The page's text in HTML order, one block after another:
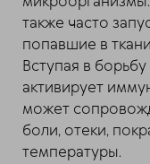
также часто
попавшие в
Вступая в
активирует
может
боли, отеки,
температуры.